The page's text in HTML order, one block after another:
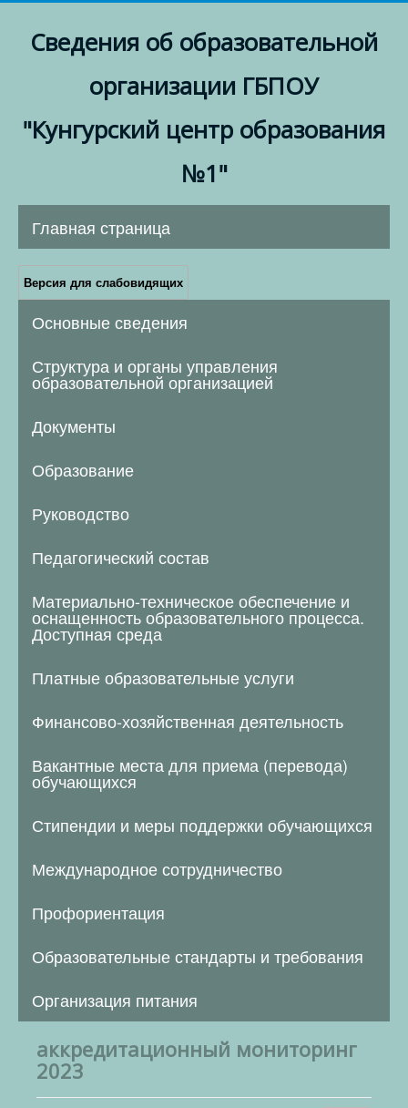
Сведения об образовательной
организации ГБПОУ
"Кунгурский центр образования
№1"
Главная страница
Версия для слабовидящих
Основные сведения
Структура и органы управления
образовательной организацией
Документы
Образование
Руководство
Педагогический состав
Материально-техническое обеспечение и
оснащенность образовательного процесса.
Доступная среда
Платные образовательные услуги
Финансово-хозяйственная деятельность
Вакантные места для приема (перевода)
обучающихся
Стипендии и меры поддержки обучающихся
Международное сотрудничество
Профориентация
Образовательные стандарты и требования
Организация питания
аккредитационный мониторинг
2023